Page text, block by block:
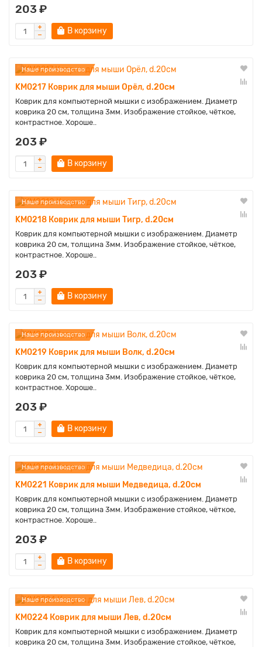
203 ₽
В корзину
Наше производство
KM0217 Коврик для мыши Орёл, d.20см
Коврик для компьютерной мышки с изображением. Диаметр
коврика 20 см, толщина 3мм. Изображение стойкое, чёткое,
контрастное. Хороше..
203 ₽
В корзину
Наше производство
KM0218 Коврик для мыши Тигр, d.20см
Коврик для компьютерной мышки с изображением. Диаметр
коврика 20 см, толщина 3мм. Изображение стойкое, чёткое,
контрастное. Хороше..
203 ₽
В корзину
Наше производство
KM0219 Коврик для мыши Волк, d.20см
Коврик для компьютерной мышки с изображением. Диаметр
коврика 20 см, толщина 3мм. Изображение стойкое, чёткое,
контрастное. Хороше..
203 ₽
В корзину
Наше производство
KM0221 Коврик для мыши Медведица, d.20см
Коврик для компьютерной мышки с изображением. Диаметр
коврика 20 см, толщина 3мм. Изображение стойкое, чёткое,
контрастное. Хороше..
203 ₽
В корзину
Наше производство
KM0224 Коврик для мыши Лев, d.20см
Коврик для компьютерной мышки с изображением. Диаметр
коврика 20 см, толщина 3мм. Изображение стойкое, чёткое,